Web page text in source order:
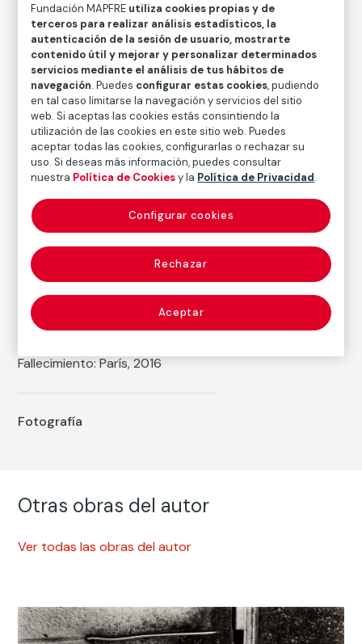
Portrait of a Young Woman
Louis Stettner
Técnica
Copia de época de plata en gelatina
Medidas
Medidas mancha: 40 x 30 cm (15 3/4 x 11 13/16 in.)
Inventario
FM003977
Fecha
1976
Autor
Louis Stettner
Fallecimiento: París, 2016
Fotografía
Otras obras del autor
Ver todas las obras del autor
Fundación MAPFRE utiliza cookies propias y de
terceros para realizar análisis estadísticos, la
autenticación de la sesión de usuario, mostrarte
contenido útil y mejorar y personalizar determinados
servicios mediante el análisis de tus hábitos de
navegación. Puedes configurar estas cookies, pudiendo
en tal caso limitarse la navegación y servicios del sitio
web. Si aceptas las cookies estás consintiendo la
utilización de las cookies en este sitio web. Puedes
aceptar todas las cookies, configurarlas o rechazar su
uso. Si deseas más información, puedes consultar
nuestra Política de Cookiesy la Política de Privacidad.
Rechazar
Aceptar
Configurar cookies